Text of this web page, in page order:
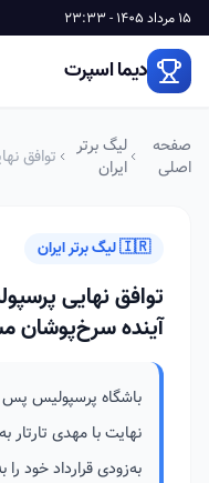
15 مرداد 1405 - 23:33
دیما اسپرت
صفحه
اصلی
لیگ برتر
ایران
توافق
🇮🇷 لیگ برتر ایران
توافق نهایی
آینده
باشگاه پرسپولیس پس
نهایت با مهدی تارتار
به‌زودی قرارداد خود